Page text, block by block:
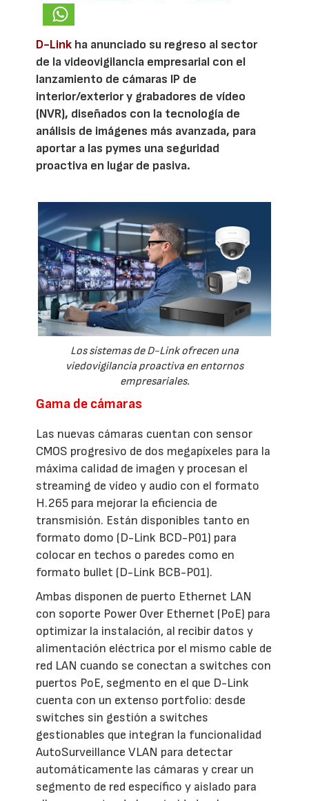
D-Link ha anunciado su regreso al sector
de la videovigilancia empresarial con el
lanzamiento de cámaras IP de
interior/exterior y grabadores de vídeo
(NVR), diseñados con la tecnología de
análisis de imágenes más avanzada, para
aportar a las pymes una seguridad
proactiva en lugar de pasiva.
Los sistemas de D-Link ofrecen una
viedovigilancia proactiva en entornos
empresariales.
Gama de cámaras
Las nuevas cámaras cuentan con sensor
CMOS progresivo de dos megapíxeles para la
máxima calidad de imagen y procesan el
streaming de vídeo y audio con el formato
H.265 para mejorar la eficiencia de
transmisión. Están disponibles tanto en
formato domo (D-Link BCD-P01) para
colocar en techos o paredes como en
formato bullet (D-Link BCB-P01).
Ambas disponen de puerto Ethernet LAN
con soporte Power Over Ethernet (PoE) para
optimizar la instalación, al recibir datos y
alimentación eléctrica por el mismo cable de
red LAN cuando se conectan a switches con
puertos PoE, segmento en el que D-Link
cuenta con un extenso portfolio: desde
switches sin gestión a switches
gestionables que integran la funcionalidad
AutoSurveillance VLAN para detectar
automáticamente las cámaras y crear un
segmento de red específico y aislado para